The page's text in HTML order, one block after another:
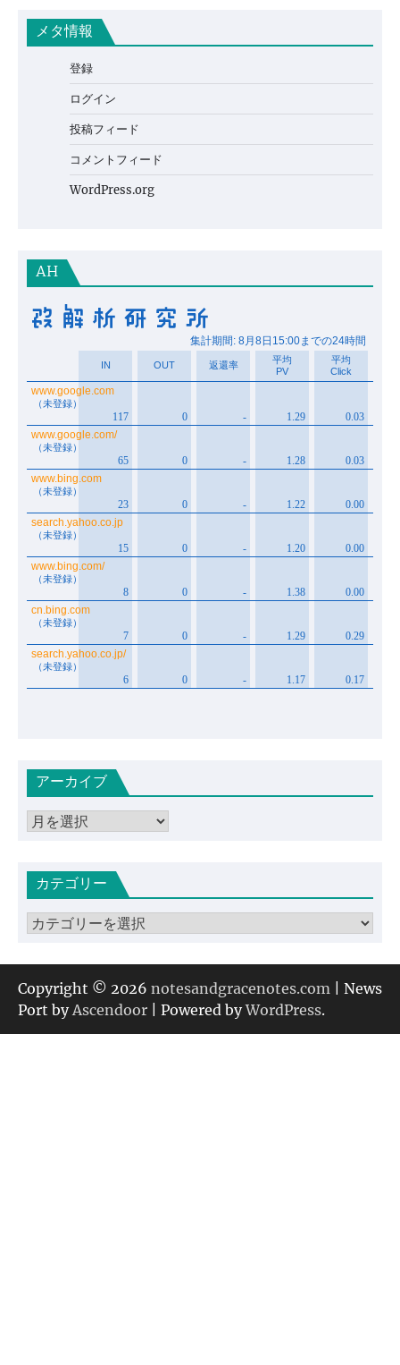
メタ情報
登録
ログイン
投稿フィード
コメントフィード
WordPress.org
AH
アーカイブ
ア
イカテゴリー
カ
ゴ
リ
ー
Copyright © 2026 notesandgracenotes.com | News
Port by Ascendoor | Powered byWordPress.